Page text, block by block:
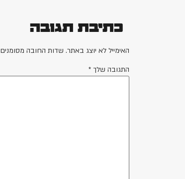
כתיבת תגובה
האימייל לא יוצג באתר. שדות החובה מסומנים
התגובה שלך *